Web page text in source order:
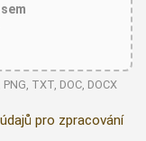
TXT, DOC, DOCX
pro zpracování